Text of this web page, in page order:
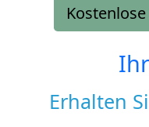
Erhalten